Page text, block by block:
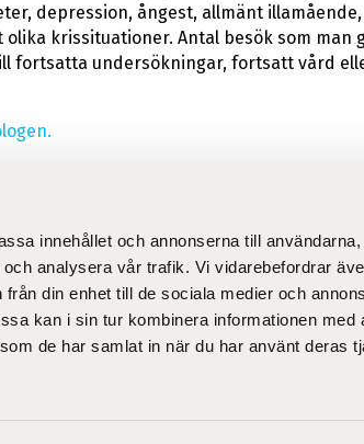
innehållet och annonserna till användarna,
analysera vår trafik. Vi vidarebefordrar
din enhet till de sociala medier och
kan i sin tur kombinera informationen med
de har samlat in när du har använt deras
depression, ångest, allmänt
krissituationer. Antal besök som man
fortsatta undersökningar, fortsatt vård
Till nyantagna
studerande
Kyrkans svenska